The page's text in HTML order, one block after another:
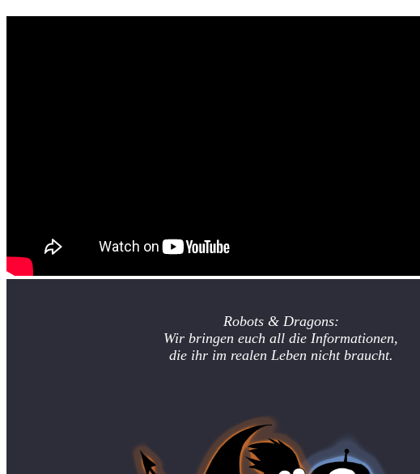
Robots & Dragons:
Wir bringen euch all die Informationen,
die ihr im realen Leben nicht braucht.